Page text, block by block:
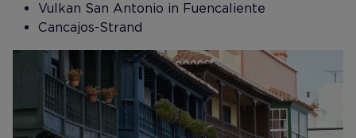
Vulkan San Antonio in Fuencaliente
Cancajos-Strand